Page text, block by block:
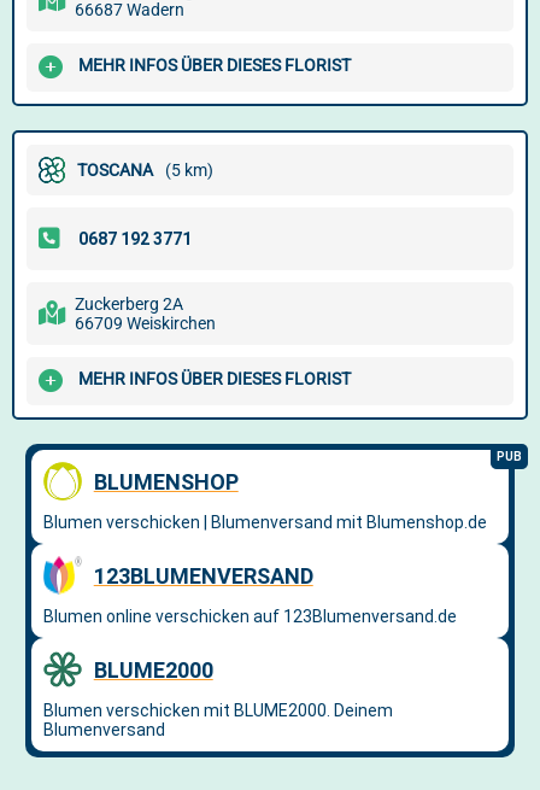
66687 Wadern
MEHR INFOS ÜBER DIESES FLORIST
TOSCANA (5 km)
Zuckerberg 2A
66709 Weiskirchen
MEHR INFOS ÜBER DIESES FLORIST